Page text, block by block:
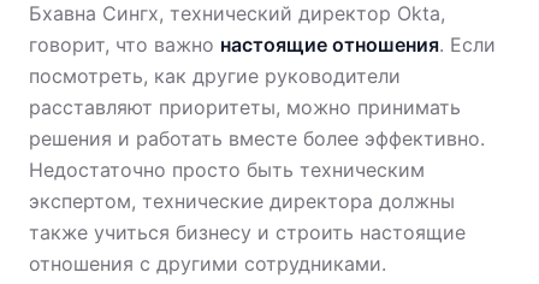
Бхавна Сингх, технический директор Okta,
говорит, что важно настоящие отношения. Если
посмотреть, как другие руководители
расставляют приоритеты, можно принимать
решения и работать вместе более эффективно.
Недостаточно просто быть техническим
экспертом, технические директора должны
также учиться бизнесу и строить настоящие
отношения с другими сотрудниками.